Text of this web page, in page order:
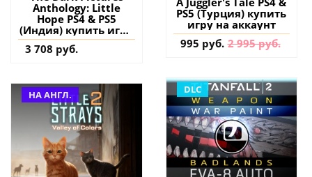
Anthology: Little
Hope PS4 & PS5
(Индия) купить игру
на аккаунт
3 708 руб.
PS5 (Турция) купить
игру на аккаунт
995 руб. 2 995 руб.
НА АНГЛ. DLC